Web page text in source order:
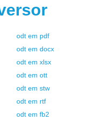
odt em pdf
odt em docx
odt em xlsx
odt em ott
odt em stw
odt em rtf
odt em fb2